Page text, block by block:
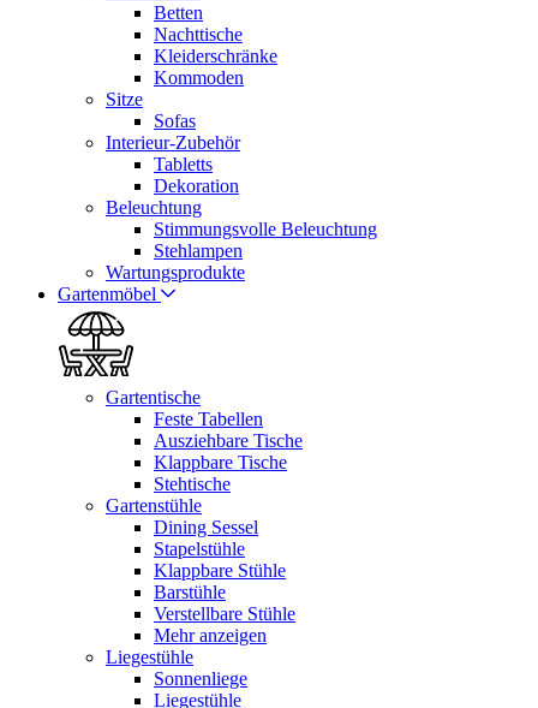
Betten
Nachttische
Kleiderschränke
Kommoden
Sitze
Sofas
Interieur-Zubehör
Tabletts
Dekoration
Beleuchtung
Stimmungsvolle Beleuchtung
Stehlampen
Wartungsprodukte
Gartenmöbel
Gartentische
Feste Tabellen
Ausziehbare Tische
Klappbare Tische
Stehtische
Gartenstühle
Dining Sessel
Stapelstühle
Klappbare Stühle
Barstühle
Verstellbare Stühle
Mehr anzeigen
Liegestühle
Sonnenliege
Liegestühle